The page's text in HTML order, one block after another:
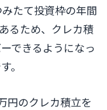
たて投資枠の年間
るため、クレカ積
できるようになっ
。
円のクレカ積立を